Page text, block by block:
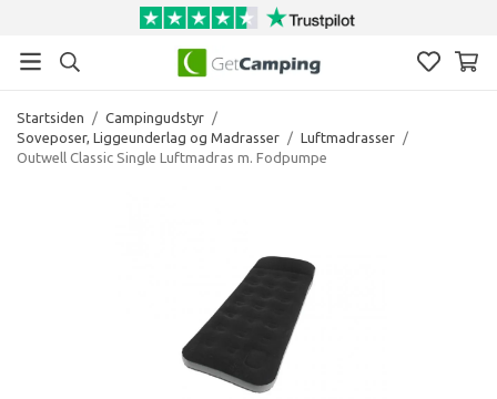
Startsiden / Campingudstyr /
Soveposer, Liggeunderlag og Madrasser / Luftmadrasser /
Outwell Classic Single Luftmadras m. Fodpumpe